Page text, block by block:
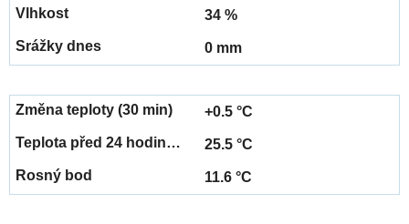
34 %
0 mm
+0.5 °C
25.5 °C
11.6 °C